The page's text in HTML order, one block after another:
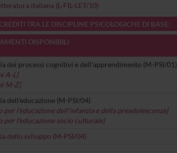
italiana (L-FIL-LET/10)
TRA LE DISCIPLINE PSICOLOGICHE DI BASE:
DISPONIBILI
dei processi cognitivi e dell'apprendimento (M-PSI/01)
A-L]
M-Z]
dell'educazione (M-PSI/04)
per l'educazione dell'infanzia e della preadolescenza]
per l'educazione socio culturale]
dello sviluppo (M-PSI/04)